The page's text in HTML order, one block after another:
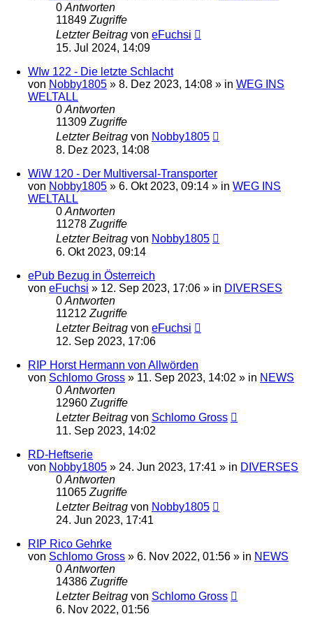
0 Antworten
11849 Zugriffe
Letzter Beitrag von eFuchsi
15. Jul 2024, 14:09
WIw 122 - Die letzte Schlacht
von Nobby1805 » 8. Dez 2023, 14:08 » in WEG INS
WELTALL
0 Antworten
11309 Zugriffe
Letzter Beitrag von Nobby1805
8. Dez 2023, 14:08
WiW 120 - Der Multiversal-Transporter
von Nobby1805 » 6. Okt 2023, 09:14 » in WEG INS
WELTALL
0 Antworten
11278 Zugriffe
Letzter Beitrag von Nobby1805
6. Okt 2023, 09:14
ePub Bezug in Österreich
von eFuchsi » 12. Sep 2023, 17:06 » in DIVERSES
0 Antworten
11212 Zugriffe
Letzter Beitrag von eFuchsi
12. Sep 2023, 17:06
RIP Horst Hermann von Allwörden
von Schlomo Gross » 11. Sep 2023, 14:02 » in NEWS
0 Antworten
12960 Zugriffe
Letzter Beitrag von Schlomo Gross
11. Sep 2023, 14:02
RD-Heftserie
von Nobby1805 » 24. Jun 2023, 17:41 » in DIVERSES
0 Antworten
11065 Zugriffe
Letzter Beitrag von Nobby1805
24. Jun 2023, 17:41
RIP Rico Gehrke
von Schlomo Gross » 6. Nov 2022, 01:56 » in NEWS
0 Antworten
14386 Zugriffe
Letzter Beitrag von Schlomo Gross
6. Nov 2022, 01:56